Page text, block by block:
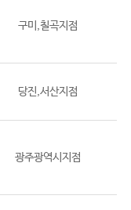
구미,칠곡지점
당진,서산지점
광주광역시지점